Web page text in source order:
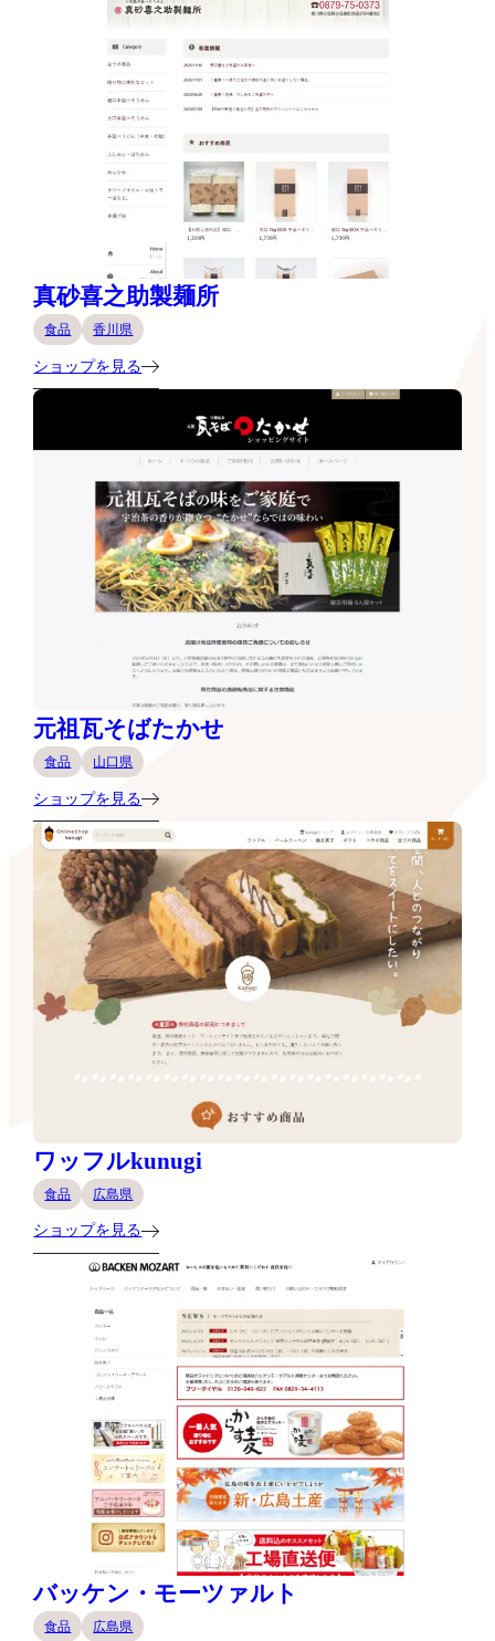
真砂喜之助製麺所
食品 香川県
ショップを見る
元祖瓦そばたかせ
食品 山口県
ショップを見る
ワッフルkunugi
食品 広島県
ショップを見る
バッケン・モーツァルト
食品 広島県